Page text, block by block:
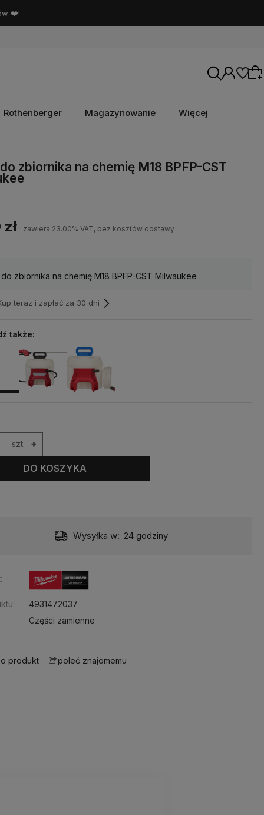
❤️!
Wybierz coś dla siebie z naszej aktualnej
oferty lub zaloguj się, aby przywrócić dodane
Rothenberger Magazynowanie Więcej
zbiornika na chemię M18 BPFP-CST
zawiera 23.00% VAT, bez kosztów dostawy
zbiornika na chemię M18 BPFP-CST Milwaukee
teraz i zapłać za 30 dni
także:
szt. +
DO KOSZYKA
Wysyłka w: 24 godziny
4931472037
Części zamienne
produkt poleć znajomemu